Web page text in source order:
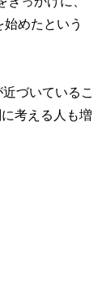
めたという
づいているこ
考える人も増